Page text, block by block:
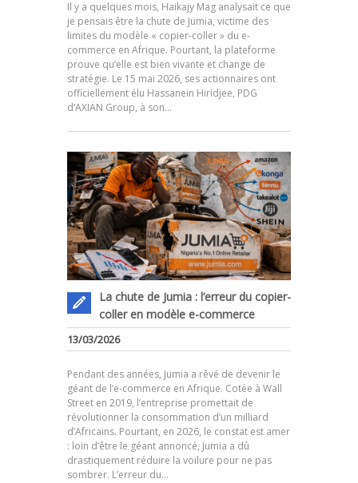
Il y a quelques mois, Haikajy Mag analysait ce que
je pensais être la chute de Jumia, victime des
limites du modèle « copier-coller » du e-
commerce en Afrique. Pourtant, la plateforme
prouve qu’elle est bien vivante et change de
stratégie. Le 15 mai 2026, ses actionnaires ont
officiellement élu Hassanein Hiridjee, PDG
d’AXIAN Group, à son…
La chute de Jumia : l’erreur du copier-
coller en modèle e-commerce
13/03/2026
Pendant des années, Jumia a rêvé de devenir le
géant de l’e-commerce en Afrique. Cotée à Wall
Street en 2019, l’entreprise promettait de
révolutionner la consommation d’un milliard
d’Africains. Pourtant, en 2026, le constat est amer
: loin d’être le géant annoncé, Jumia a dû
drastiquement réduire la voilure pour ne pas
sombrer. L’erreur du…